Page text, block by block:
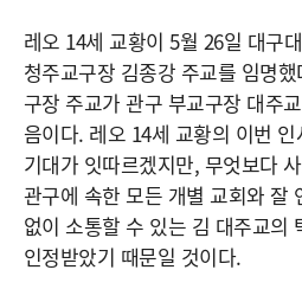
레오 14세 교황이 5월 26일 대구
청주교구장 김종강 주교를 임명
구장 주교가 관구 부교구장 대주
음이다. 레오 14세 교황의 이번
기대가 잇따르겠지만, 무엇보다
관구에 속한 모든 개별 교회와 잘
없이 소통할 수 있는 김 대주교의
인정받았기 때문일 것이다.